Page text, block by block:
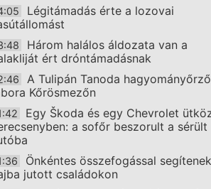
Légitámadás érte a lozovai
Három halálos áldozata van a
ért dróntámadásnak
A Tulipán Tanoda hagyományőrző
Kőrösmezőn
Egy Škoda és egy Chevrolet
a sofőr beszorult a sérült
Önkéntes összefogással
jutott családokon